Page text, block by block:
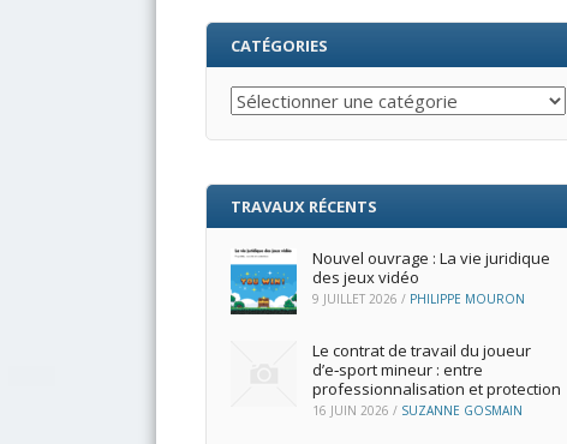
CATÉGORIES
Catégories
TRAVAUX RÉCENTS
Nouvel ouvrage : La vie juridique
des jeux vidéo
9 JUILLET 2026 / PHILIPPE MOURON
Le contrat de travail du joueur
d’e‑sport mineur : entre
professionnalisation et protection
16 JUIN 2026 / SUZANNE GOSMAIN